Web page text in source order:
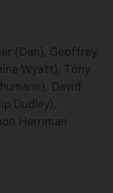
(Dan), Geoffrey
Wyatt), Tony
David
Dudley),
Herriman